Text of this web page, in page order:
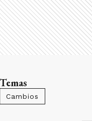
Temas
Cambios